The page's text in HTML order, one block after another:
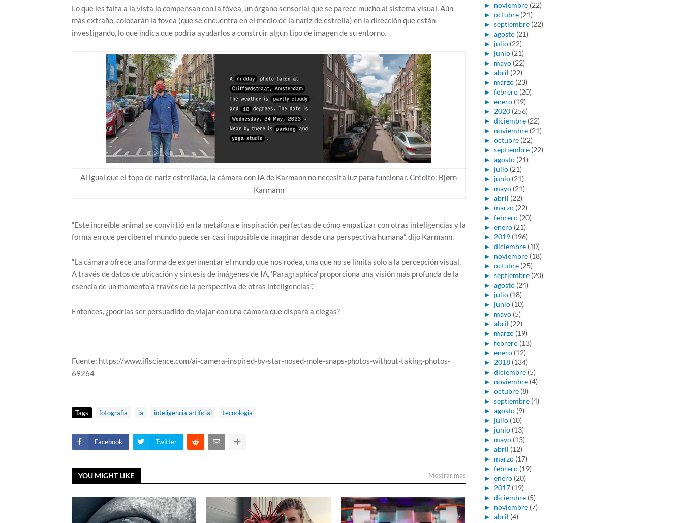
Lo que les falta a la vista lo compensan con la fóvea, un órgano sensorial que se parece mucho al sistema visual. Aún
más extraño, colocarán la fóvea (que se encuentra en el medio de la nariz de estrella) en la dirección que están
investigando, lo que indica que podría ayudarlos a construir algún tipo de imagen de su entorno.
Al igual que el topo de nariz estrellada, la cámara con IA de Karmann no necesita luz para funcionar. Crédito: Bjørn
Karmann
“Este increíble animal se convirtió en la metáfora e inspiración perfectas de cómo empatizar con otras inteligencias y la
forma en que perciben el mundo puede ser casi imposible de imaginar desde una perspectiva humana”, dijo Karmann.
“La cámara ofrece una forma de experimentar el mundo que nos rodea, una que no se limita solo a la percepción visual.
A través de datos de ubicación y síntesis de imágenes de IA, 'Paragraphica' proporciona una visión más profunda de la
esencia de un momento a través de la perspectiva de otras inteligencias”.
Entonces, ¿podrías ser persuadido de viajar con una cámara que dispara a ciegas?
Fuente: https://www.iflscience.com/ai-camera-inspired-by-star-nosed-mole-snaps-photos-without-taking-photos-
69264
Tags fotografia ia inteligencia artificial tecnologia
Facebook Twitter
YOU MIGHT LIKE Mostrar más
► noviembre (22)
► octubre (21)
► septiembre (22)
► agosto (21)
► julio (22)
► junio (21)
► mayo (22)
► abril (22)
► marzo (23)
► febrero (20)
► enero (19)
► 2020 (256)
► diciembre (22)
► noviembre (21)
► octubre (22)
► septiembre (22)
► agosto (21)
► julio (21)
► junio (21)
► mayo (21)
► abril (22)
► marzo (22)
► febrero (20)
► enero (21)
► 2019 (196)
► diciembre (10)
► noviembre (18)
► octubre (25)
► septiembre (20)
► agosto (24)
► julio (18)
► junio (10)
► mayo (5)
► abril (22)
► marzo (19)
► febrero (13)
► enero (12)
► 2018 (134)
► diciembre (5)
► noviembre (4)
► octubre (8)
► septiembre (4)
► agosto (9)
► julio (10)
► junio (13)
► mayo (13)
► abril (12)
► marzo (17)
► febrero (19)
► enero (20)
► 2017 (19)
► diciembre (5)
► noviembre (7)
► abril (4)